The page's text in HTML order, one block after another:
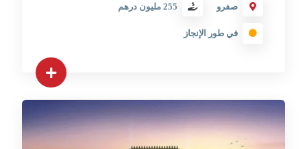
صفرو
في طور الإنجاز